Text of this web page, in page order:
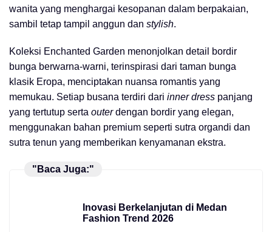
wanita yang menghargai kesopanan dalam berpakaian,
sambil tetap tampil anggun dan stylish.
Koleksi Enchanted Garden menonjolkan detail bordir
bunga berwarna-warni, terinspirasi dari taman bunga
klasik Eropa, menciptakan nuansa romantis yang
memukau. Setiap busana terdiri dari inner dress panjang
yang tertutup serta outerdengan bordir yang elegan,
menggunakan bahan premium seperti sutra organdi dan
sutra tenun yang memberikan kenyamanan ekstra.
"Baca Juga:"
Inovasi Berkelanjutan di Medan
Fashion Trend 2026